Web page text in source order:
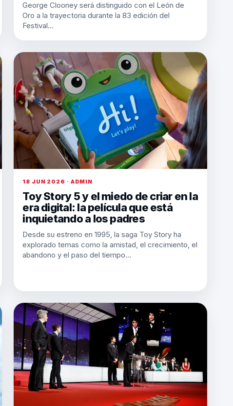
George Clooney será distinguido con el León de
Oro a la trayectoria durante la 83 edición del
Festival…
18 JUN 2026 · ADMIN
Toy Story 5 y el miedo de criar en la
era digital: la película que está
inquietando a los padres
Desde su estreno en 1995, la saga Toy Story ha
explorado temas como la amistad, el crecimiento, el
abandono y el paso del tiempo…